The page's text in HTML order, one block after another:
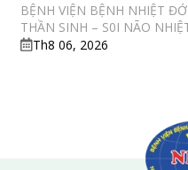
BỆNH VIỆN BỆNH NHIỆT
THẦN SINH – S0I NÃO
Th8 06, 2026